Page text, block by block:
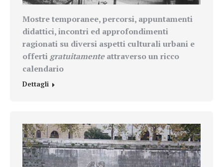
Mostre temporanee, percorsi, appuntamenti
didattici, incontri ed approfondimenti
ragionati su diversi aspetti culturali urbani e
offerti gratuitamenteattraverso un ricco
calendario
Dettagli